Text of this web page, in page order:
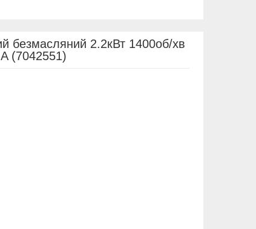
безмасляний 2.2кВт 1400об/хв
(7042551)